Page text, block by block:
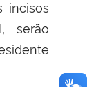
incisos
serão